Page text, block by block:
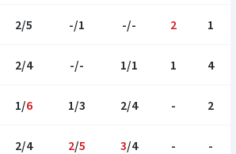
2/5 -/1 -/- 2 1
2/4 -/- 1/1 1 4
1/6 1/3 2/4 - 2
2/4 2/5 3/4 - -